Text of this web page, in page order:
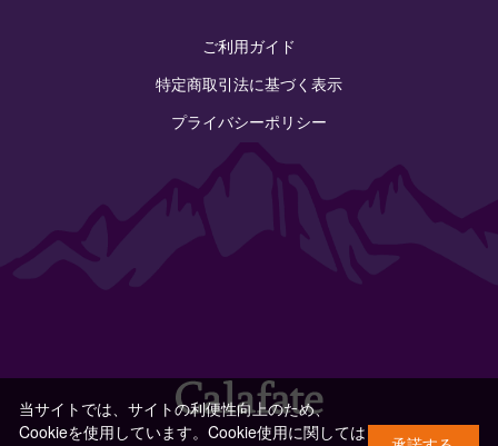
ご利用ガイド
特定商取引法に基づく表示
プライバシーポリシー
当サイトでは、サイトの利便性向上のため、
Cookieを使用しています。Cookie使用に関しては